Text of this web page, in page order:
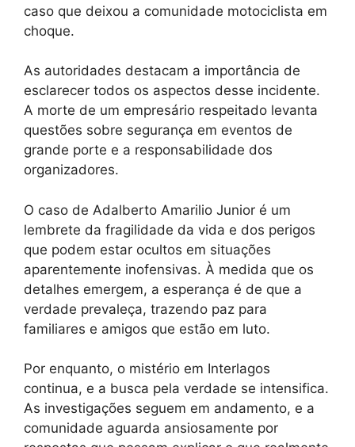
caso que deixou a comunidade motociclista em
choque.
As autoridades destacam a importância de
esclarecer todos os aspectos desse incidente.
A morte de um empresário respeitado levanta
questões sobre segurança em eventos de
grande porte e a responsabilidade dos
organizadores.
O caso de Adalberto Amarilio Junior é um
lembrete da fragilidade da vida e dos perigos
que podem estar ocultos em situações
aparentemente inofensivas. À medida que os
detalhes emergem, a esperança é de que a
verdade prevaleça, trazendo paz para
familiares e amigos que estão em luto.
Por enquanto, o mistério em Interlagos
continua, e a busca pela verdade se intensifica.
As investigações seguem em andamento, e a
comunidade aguarda ansiosamente por